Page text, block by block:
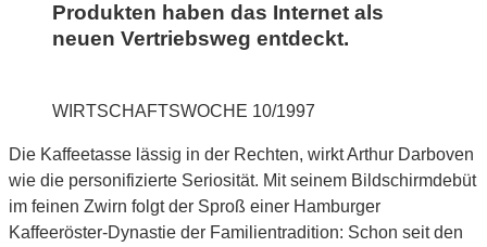
Produkten haben das Internet als
neuen Vertriebsweg entdeckt.
WIRTSCHAFTSWOCHE 10/1997
Die Kaffeetasse lässig in der Rechten, wirkt Arthur Darboven
wie die personifizierte Seriosität. Mit seinem Bildschirmdebüt
im feinen Zwirn folgt der Sproß einer Hamburger
Kaffeeröster-Dynastie der Familientradition: Schon seit den